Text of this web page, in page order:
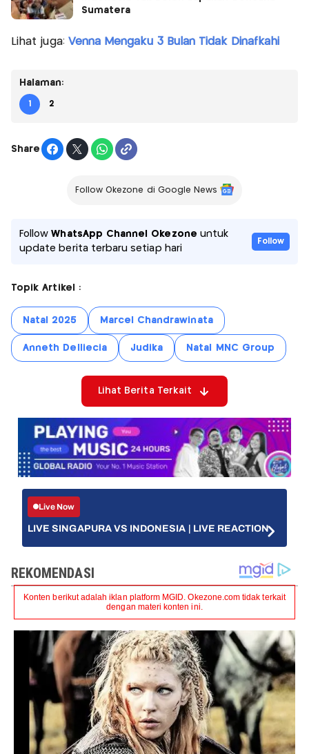
Sumatera
Lihat juga: Venna Mengaku 3 Bulan Tidak Dinafkahi
Halaman:
1 2
Share
Follow Okezone di Google News
FollowWhatsApp Channel Okezone untuk
update berita terbaru setiap hari
Follow
Topik Artikel :
Natal 2025 Marcel Chandrawinata
Anneth Delliecia Judika Natal MNC Group
Lihat Berita Terkait
Live Now
LIVE SINGAPURA VS INDONESIA | LIVE REACTION